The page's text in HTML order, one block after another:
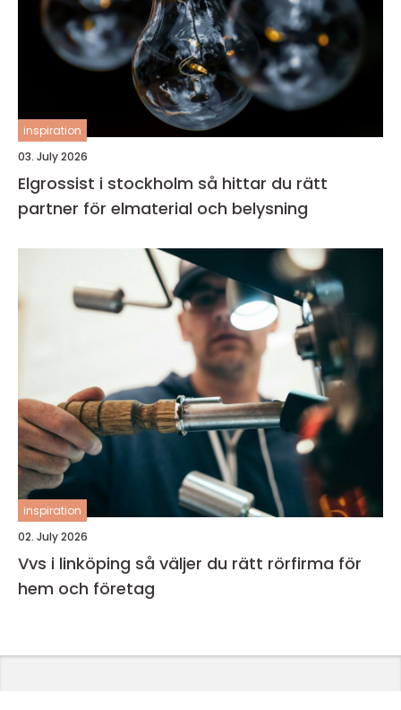
inspiration
03. July 2026
Elgrossist i stockholm så hittar du rätt
partner för elmaterial och belysning
inspiration
02. July 2026
Vvs i linköping så väljer du rätt rörfirma för
hem och företag